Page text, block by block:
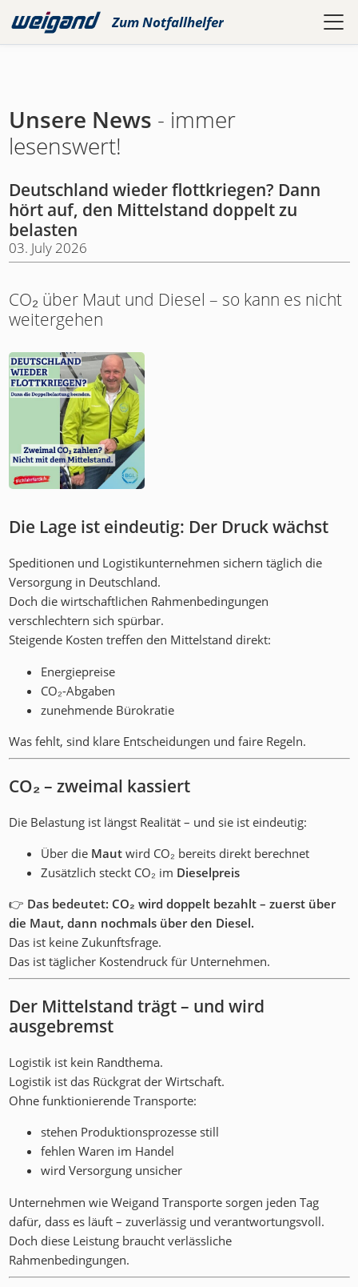
ZumNotfallhelfer
Unsere News - immer
lesenswert!
Deutschland wieder flottkriegen? Dann
hört auf, den Mittelstand doppelt zu
belasten
03. July 2026
CO₂ über Maut und Diesel – so kann es nicht
weitergehen
Die Lage ist eindeutig: Der Druck wächst
Speditionen und Logistikunternehmen sichern täglich die
Versorgung in Deutschland.
Doch die wirtschaftlichen Rahmenbedingungen
verschlechtern sich spürbar.
Steigende Kosten treffen den Mittelstand direkt:
Energiepreise
CO₂-Abgaben
zunehmende Bürokratie
Was fehlt, sind klare Entscheidungen und faire Regeln.
CO₂ – zweimal kassiert
Die Belastung ist längst Realität – und sie ist eindeutig:
Über die Mautwird CO₂ bereits direkt berechnet
Zusätzlich steckt CO₂ im Dieselpreis
👉 Das bedeutet: CO₂ wird doppelt bezahlt – zuerst über
die Maut, dann nochmals über den Diesel.
Das ist keine Zukunftsfrage.
Das ist täglicher Kostendruck für Unternehmen.
Der Mittelstand trägt – und wird
ausgebremst
Logistik ist kein Randthema.
Logistik ist das Rückgrat der Wirtschaft.
Ohne funktionierende Transporte:
stehen Produktionsprozesse still
fehlen Waren im Handel
wird Versorgung unsicher
Unternehmen wie Weigand Transporte sorgen jeden Tag
dafür, dass es läuft – zuverlässig und verantwortungsvoll.
Doch diese Leistung braucht verlässliche
Rahmenbedingungen.